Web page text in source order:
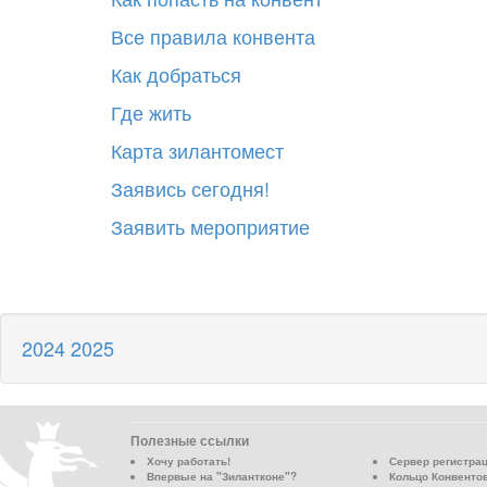
Все правила конвента
Как добраться
Где жить
Карта зилантомест
Заявись сегодня!
Заявить мероприятие
20242025
Полезные ссылки
Хочу работать!
Впервые на "Зилантконе"?
Сервер
Кольцо